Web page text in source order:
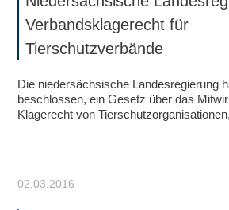
Verbandsklagerecht für
Tierschutzverbände
Die niedersächsische Landesregierung
beschlossen, ein Gesetz über das
Klagerecht von
02.03.2016